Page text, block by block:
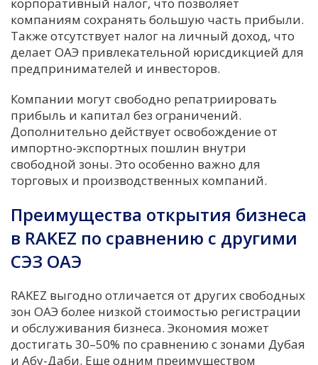
корпоративный налог, что позволяет
компаниям сохранять большую часть прибыли.
Также отсутствует налог на личный доход, что
делает ОАЭ привлекательной юрисдикцией для
предпринимателей и инвесторов.
Компании могут свободно репатриировать
прибыль и капитал без ограничений.
Дополнительно действует освобождение от
импортно-экспортных пошлин внутри
свободной зоны. Это особенно важно для
торговых и производственных компаний.
Преимущества открытия бизнеса
в RAKEZ по сравнению с другими
СЭЗ ОАЭ
RAKEZ выгодно отличается от других свободных
зон ОАЭ более низкой стоимостью регистрации
и обслуживания бизнеса. Экономия может
достигать 30–50% по сравнению с зонами Дубая
и Абу-Даби. Еще одним преимуществом